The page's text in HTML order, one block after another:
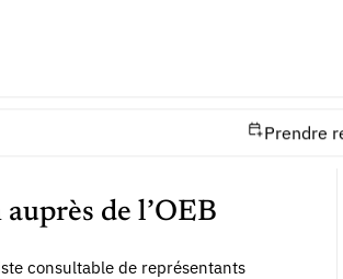
Prendre
la stratégie ou la coordination depuis
de l’OEB
consultable de représentants